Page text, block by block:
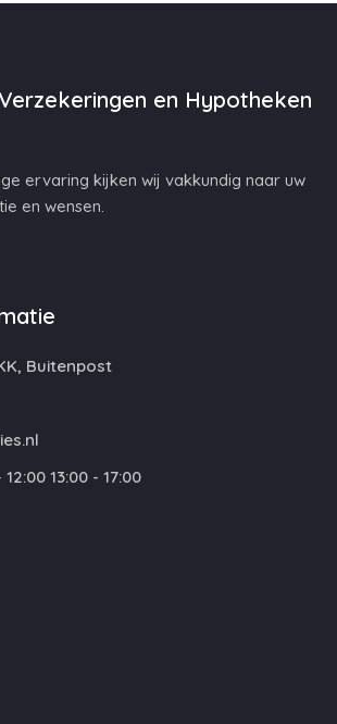
en Hypotheken
ervaring kijken wij vakkundig naar uw
en wensen.
Buitenpost
13:00 - 17:00